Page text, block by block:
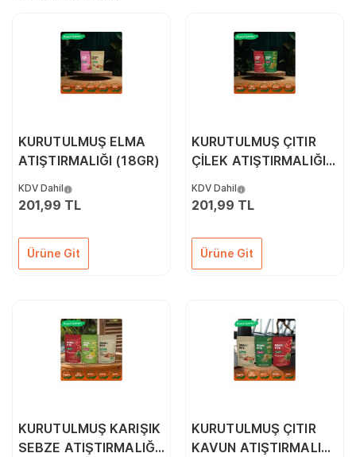
KURUTULMUŞ ELMA
ATIŞTIRMALIĞI (18GR)
KDV Dahil
201,99 TL
Ürüne Git
KURUTULMUŞ ÇITIR
ÇİLEK ATIŞTIRMALIĞI
KDV Dahil
201,99 TL
Ürüne Git
KURUTULMUŞ KARIŞIK
SEBZE ATIŞTIRMALIĞI
KURUTULMUŞ ÇITIR
KAVUN ATIŞTIRMALIĞI